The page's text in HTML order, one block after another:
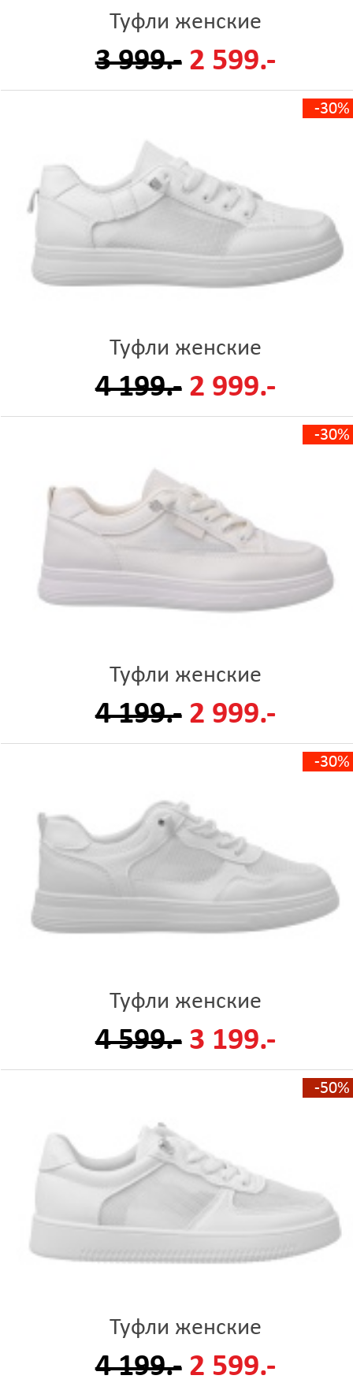
Туфли женские
3 999.- 2 599.-
-30%
Туфли женские
4 199.- 2 999.-
-30%
Туфли женские
4 199.- 2 999.-
-30%
Туфли женские
4 599.- 3 199.-
-50%
Туфли женские
4 199.- 2 599.-